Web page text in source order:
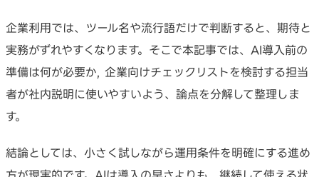
企業利用では、ツール名や流行語だけで判断すると、期待と
実務がずれやすくなります。そこで本記事では、AI導入前の
準備は何が必要か, 企業向けチェックリストを検討する担当
者が社内説明に使いやすいよう、論点を分解して整理しま
す。
結論としては、小さく試しながら運用条件を明確にする進め